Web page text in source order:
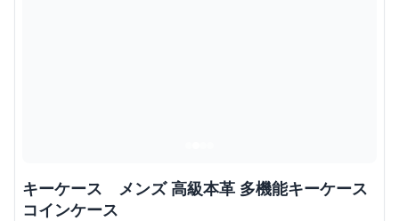
キーケース メンズ 高級本革 多機能キーケース
コインケース